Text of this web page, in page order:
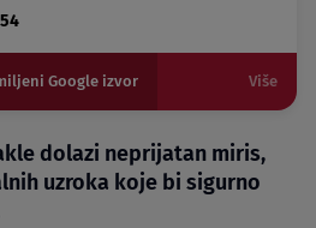
Google izvor Više
dolazi neprijatan miris,
uzroka koje bi sigurno